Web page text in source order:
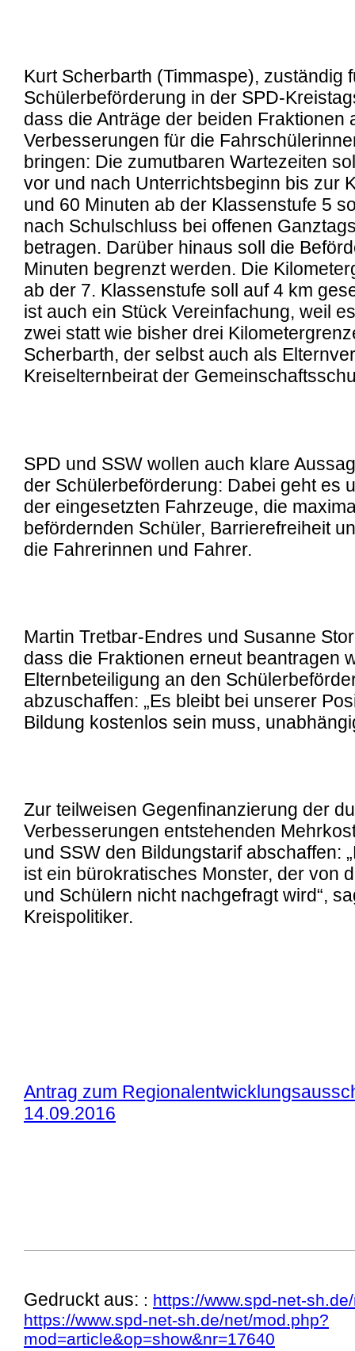
Kurt Scherbarth (Timmaspe), zuständig
Schülerbeförderung in der SPD-
dass die Anträge der beiden Fraktionen
Verbesserungen für die
bringen: Die zumutbaren Wartezeiten
vor und nach Unterrichtsbeginn bis zur
und 60 Minuten ab der Klassenstufe 5
nach Schulschluss bei offenen
betragen. Darüber hinaus soll die
Minuten begrenzt werden. Die
ab der 7. Klassenstufe soll auf 4 km
ist auch ein Stück Vereinfachung, weil
zwei statt wie bisher drei
Scherbarth, der selbst auch als
Kreiselternbeirat der
SPD und SSW wollen auch klare
der Schülerbeförderung: Dabei geht es
der eingesetzten Fahrzeuge, die
befördernden Schüler, Barrierefreiheit
die Fahrerinnen und Fahrer.
Martin Tretbar-Endres und Susanne
dass die Fraktionen erneut beantragen
Elternbeteiligung an den
abzuschaffen: „Es bleibt bei unserer
Bildung kostenlos sein muss,
Zur teilweisen Gegenfinanzierung der
Verbesserungen entstehenden
und SSW den Bildungstarif abschaffen:
ist ein bürokratisches Monster, der von
und Schülern nicht nachgefragt wird“,
Kreispolitiker.
Antrag zum
14.09.2016
Gedruckt aus: : https://www.spd-net-
https://www.spd-net-sh.de/net/mod.php?
mod=article&op=show&nr=17640